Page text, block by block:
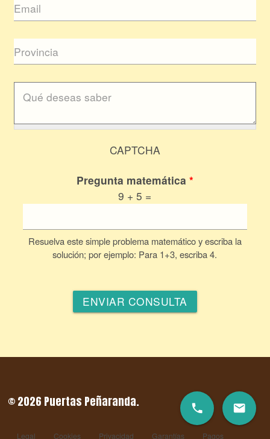
CAPTCHA
Pregunta matemática *
9 + 5 =
Resuelva este simple problema matemático y escriba la
solución; por ejemplo: Para 1+3, escriba 4.
© 2026 Puertas Peñaranda.
Legal Cookies Privacidad Garantías Pagos
local_phone email